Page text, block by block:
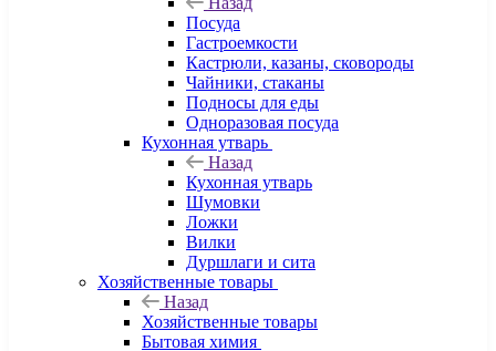
Посуда
Гастроемкости
Кастрюли, казаны, сковороды
Чайники, стаканы
Подносы для еды
Одноразовая посуда
Кухонная утварь
Назад
Кухонная утварь
Шумовки
Ложки
Вилки
Дуршлаги и сита
Хозяйственные товары
Назад
Хозяйственные товары
Бытовая химия